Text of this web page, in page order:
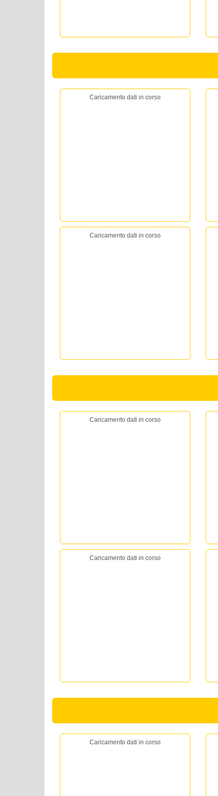
Caricamento dati in corso
Caricamento dati in corso
Caricamento dati in corso
Caricamento dati in corso
Caricamento dati in corso